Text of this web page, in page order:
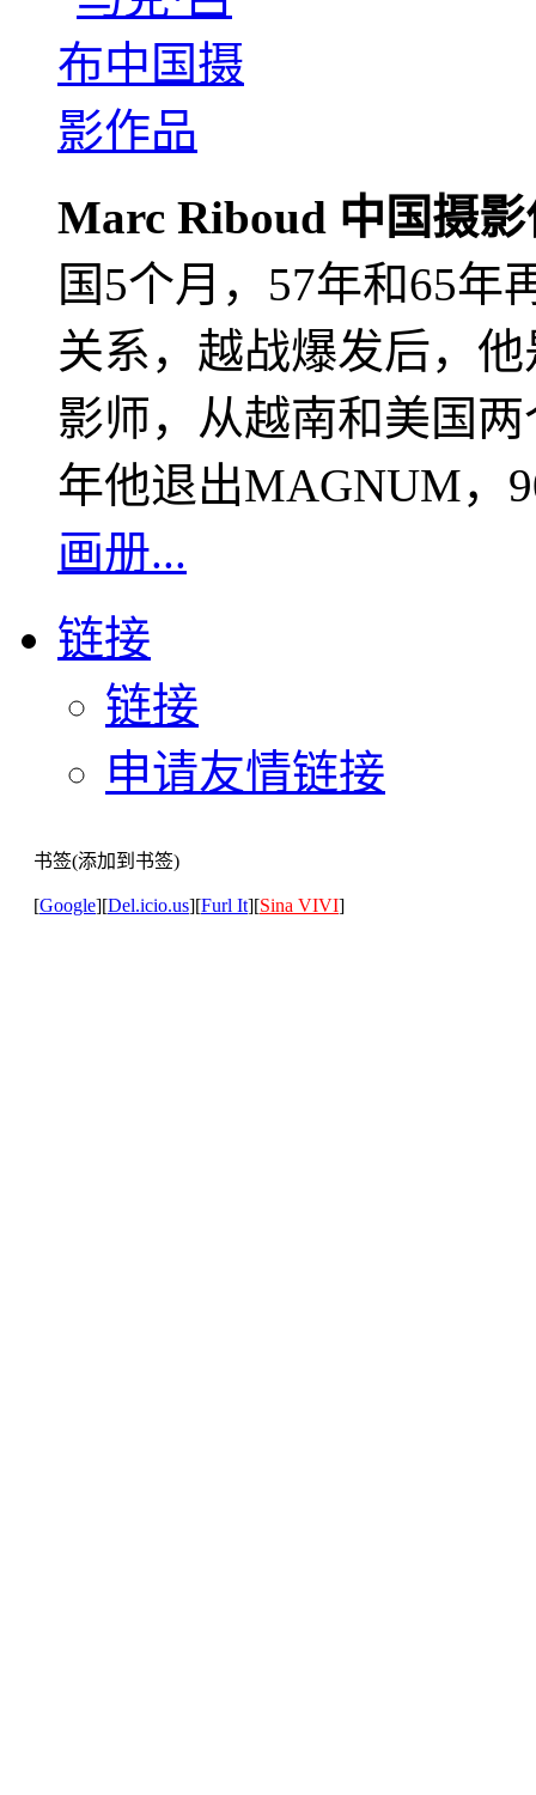
Marc Riboud 中国摄
国5个月，57年和65年
关系，越战爆发后，
影师，从越南和美国
年他退出MAGNUM，
画册...
链接
链接
申请友情链接
书签(添加到书签)
[Google][Del.icio.us][Furl It][Sina VIVI]